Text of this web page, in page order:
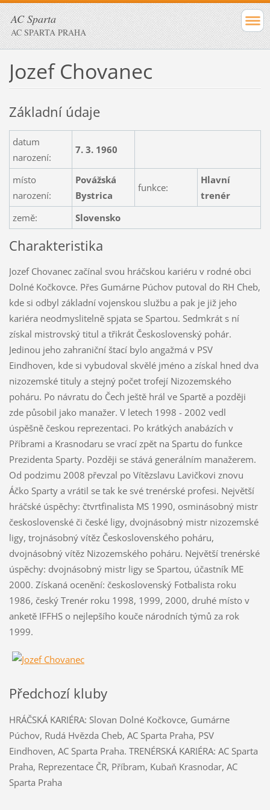
AC Sparta
AC SPARTA PRAHA
Jozef Chovanec
Základní údaje
datum
narození:
7. 3. 1960
místo
narození:
Povážská
Bystrica
funkce:
Hlavní
trenér
země:
Slovensko
Charakteristika
Jozef Chovanec začínal svou hráčskou kariéru v rodné obci
Dolné Kočkovce. Přes Gumárne Púchov putoval do RH Cheb,
kde si odbyl základní vojenskou službu a pak je již jeho
kariéra neodmyslitelně spjata se Spartou. Sedmkrát s ní
získal mistrovský titul a třikrát Československý pohár.
Jedinou jeho zahraniční štací bylo angažmá v PSV
Eindhoven, kde si vybudoval skvělé jméno a získal hned dva
nizozemské tituly a stejný počet trofejí Nizozemského
poháru. Po návratu do Čech ještě hrál ve Spartě a později
zde působil jako manažer. V letech 1998 - 2002 vedl
úspěšně českou reprezentaci. Po krátkých anabázích v
Příbrami a Krasnodaru se vrací zpět na Spartu do funkce
Prezidenta Sparty. Později se stává generálním manažerem.
Od podzimu 2008 převzal po Vítězslavu Lavičkovi znovu
Áčko Sparty a vrátil se tak ke své trenérské profesi. Největší
hráčské úspěchy: čtvrtfinalista MS 1990, osminásobný mistr
československé či české ligy, dvojnásobný mistr nizozemské
ligy, trojnásobný vítěz Československého poháru,
dvojnásobný vítěz Nizozemského poháru. Největší trenérské
úspěchy: dvojnásobný mistr ligy se Spartou, účastník ME
2000. Získaná ocenění: československý Fotbalista roku
1986, český Trenér roku 1998, 1999, 2000, druhé místo v
anketě IFFHS o nejlepšího kouče národních týmů za rok
1999.
Předchozí kluby
HRÁČSKÁ KARIÉRA: Slovan Dolné Kočkovce, Gumárne
Púchov, Rudá Hvězda Cheb, AC Sparta Praha, PSV
Eindhoven, AC Sparta Praha. TRENÉRSKÁ KARIÉRA: AC Sparta
Praha, Reprezentace ČR, Příbram, Kubaň Krasnodar, AC
Sparta Praha